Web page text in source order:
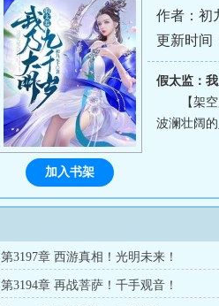
作者：初
更新时间
假太监：
【架
波澜壮阔
加入书架
第3197章 西游真相！光明未来！
第3194章 再战菩萨！千手观音！